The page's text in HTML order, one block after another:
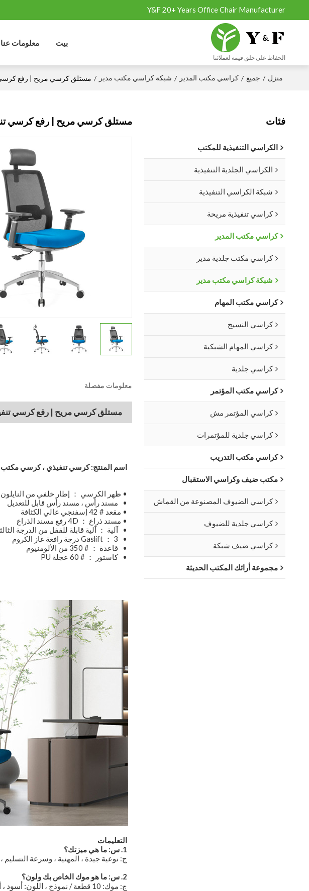
Y&F 20+ Years Office Chair Manufacturer
الحفاظ على خلق قيمة لعملائنا
بيت معلومات عنا
منزل / جميع / كراسي مكتب المدير / شبكة كراسي مكتب مدير / مستلق كرسي مريح | رفع كرسي
مستلق كرسي مريح | رفع كرسي
معلومات مفصلة
مستلق كرسي مريح | رفع كرسي
اسم المنتج: كرسي تنفيذي ، كرسي مكتب
• ظهر الكرسي ： إطار خلفي من النايلون
•
مسند رأس ، مسند رأس قابل للتعديل
• مقعد # 42 إسفنجي عالي الكثافة
• مسند ذراع ： 4D رفع مسند الذراع
•
آلية ： آلية قابلة للقفل من الدرجة
•
•
قاعدة ： # 350 من الألومنيوم
• كاستور ： # 60 عجلة PU
التعليمات
1. س: ما هي ميزتك؟
ج: نوعية جيدة ، المهنية ، وسرعة
2. س: ما هو موك الخاص بك ولون؟
ج: موك: 10 قطعة / نموذج ،
اللون: أسود
فئات
الكراسي التنفيذية للمكتب
الكراسي الجلدية التنفيذية
شبكة الكراسي التنفيذية
كراسي تنفيذية مريحة
كراسي مكتب المدير
كراسي مكتب جلدية مدير
شبكة كراسي مكتب مدير
كراسي مكتب المهام
كراسي النسيج
كراسي المهام الشبكية
كراسي جلدية
كراسي مكتب المؤتمر
كراسي المؤتمر مش
كراسي جلدية للمؤتمرات
كراسي مكتب التدريب
مكتب ضيف وكراسي الاستقبال
كراسي الضيوف المصنوعة من القماش
كراسي جلدية للضيوف
كراسي ضيف شبكة
مجموعة أرائك المكتب الحديثة